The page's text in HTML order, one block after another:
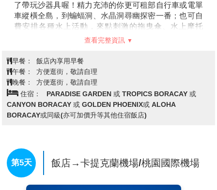
了帶玩沙器具喔！精力充沛的你更可租部自行車或電單
車縱橫全島，到蝙蝠洞、水晶洞尋幽探密一番；也可自
費安排各種水上活動，來點刺激的拖曳傘、水上摩托
車、獨木舟、沙灘排球。查看完整資訊
早餐：
飯店內享用早餐
午餐：
方便逛街，敬請自理
晚餐：
方便逛街，敬請自理
住宿：
PARADISE GARDEN 或 TROPICS BORACAY 或
CANYON BORACAY 或 GOLDEN PHOENIX或 ALOHA
BORACAY或同級(亦可加價升等其他住宿飯店)
第5天 飯店→卡提克蘭機場/桃園國際機場